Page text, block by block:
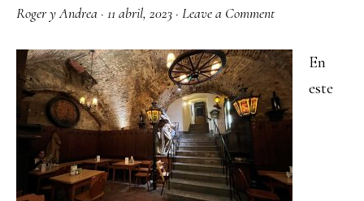
Roger y Andrea · 11 abril, 2023 · Leave a Comment
En
este